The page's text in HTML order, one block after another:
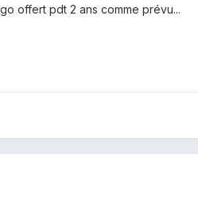
offert pdt 2 ans comme prévu...